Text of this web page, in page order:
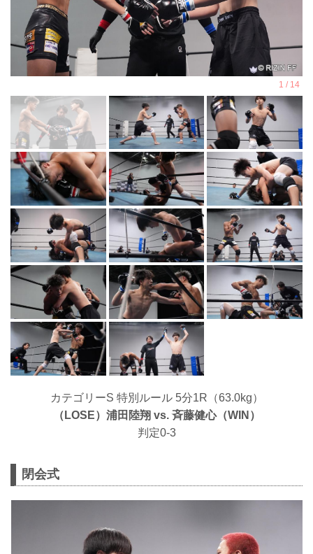
カテゴリーS 特別ルール 5分1R（63.0kg）
（LOSE）浦田陸翔 vs. ⻫藤健心（WIN）
判定0-3
閉会式